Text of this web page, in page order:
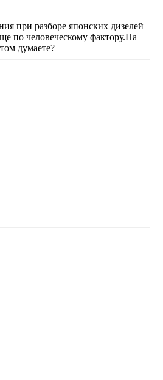
при разборе японских дизелей
по человеческому фактору.На
думаете?